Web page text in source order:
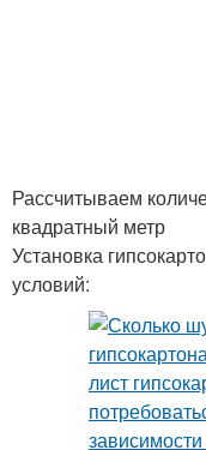
Рассчитываем
квадратный метр
Установка
условий: